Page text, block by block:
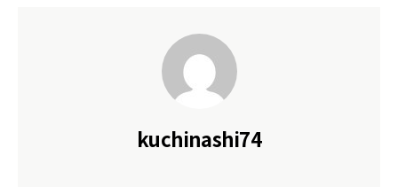
kuchinashi74